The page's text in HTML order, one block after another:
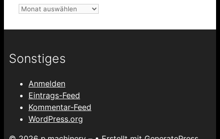
Archiv
Sonstiges
Anmelden
Eintrags-Feed
Kommentar-Feed
WordPress.org